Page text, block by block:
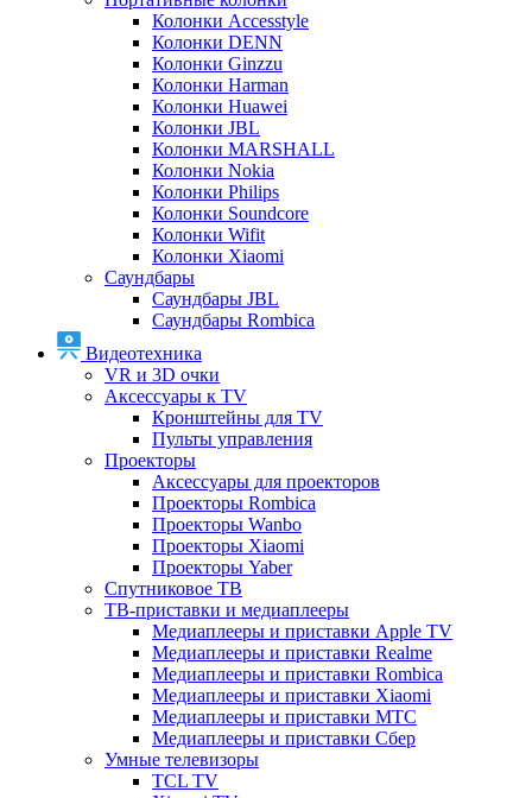
Колонки Accesstyle
Колонки DENN
Колонки Ginzzu
Колонки Harman
Колонки Huawei
Колонки JBL
Колонки MARSHALL
Колонки Nokia
Колонки Philips
Колонки Soundcore
Колонки Wifit
Колонки Xiaomi
Саундбары
Саундбары JBL
Саундбары Rombica
Видеотехника
VR и 3D очки
Аксессуары к TV
Кронштейны для TV
Пульты управления
Проекторы
Аксессуары для проекторов
Проекторы Rombica
Проекторы Wanbo
Проекторы Xiaomi
Проекторы Yaber
Спутниковое ТВ
ТВ-приставки и медиаплееры
Медиаплееры и приставки Apple TV
Медиаплееры и приставки Realme
Медиаплееры и приставки Rombica
Медиаплееры и приставки Xiaomi
Медиаплееры и приставки МТС
Медиаплееры и приставки Сбер
Умные телевизоры
TCL TV